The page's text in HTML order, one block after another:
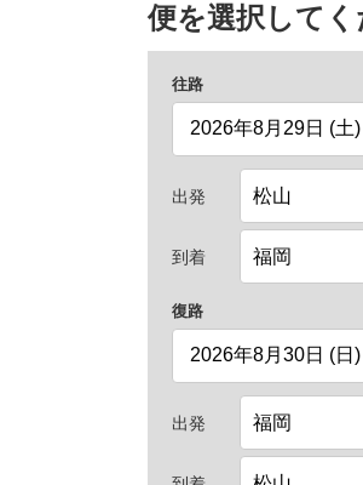
便を選択して
往路
出発
到着
復路
出発